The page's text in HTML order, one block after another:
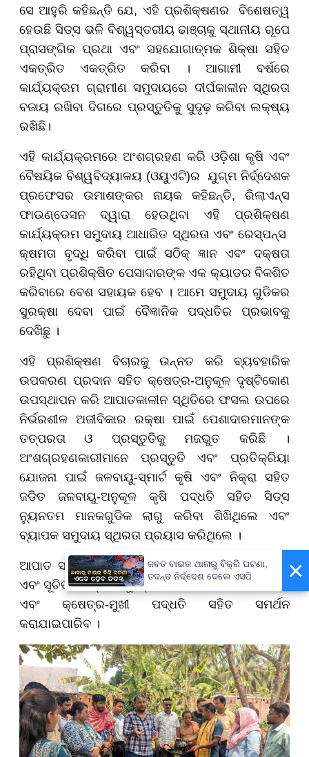
ସେ ଆହୁରି କହିଛନ୍ତି ଯେ, ଏହି ପ୍ରଶିକ୍ଷଣର ବିଶେଷତ୍ୱ
ହେଉଛି ସିଡ୍ସ ଭଳି ବିଶ୍ୱସ୍ତରୀୟ ଢାଞ୍ଚାକୁ ସ୍ଥାନୀୟ ରୂପେ
ପ୍ରାସଙ୍ଗିକ ପ୍ରଥା ଏବଂ ସହଯୋଗାତ୍ମକ ଶିକ୍ଷା ସହିତ
ଏକତ୍ରିତ ଏକତ୍ରିତ କରିବା । ଆଗାମୀ ବର୍ଷରେ
କାର୍ଯ୍ୟକ୍ରମ ଗ୍ରାମୀଣ ସମୁଦାୟରେ ଦୀର୍ଘକାଳୀନ ସ୍ଥିରତା
ବଜାୟ ରଖିବା ଦିଗରେ ପ୍ରସ୍ତୁତିକୁ ସୁଦୃଢ଼ କରିବା ଲକ୍ଷ୍ୟ
ରଖିଛି।
ଏହି କାର୍ଯ୍ୟକ୍ରମରେ ଅଂଶଗ୍ରହଣ କରି ଓଡ଼ିଶା କୃଷି ଏବଂ
ବୈଷୟିକ ବିଶ୍ୱବିଦ୍ୟାଳୟ (ଓୟୁଏଟି)ର ଯୁଗ୍ମ ନିର୍ଦ୍ଦେଶକ
ପ୍ରଫେସର ଉମାଶଙ୍କର ନାୟକ କହିଛନ୍ତି, ରିଲାଏନ୍ସ
ଫାଉଣ୍ଡେସନ ଦ୍ୱାରା ହେଉଥିବା ଏହି ପ୍ରଶିକ୍ଷଣ
କାର୍ଯ୍ୟକ୍ରମ ସମୁଦାୟ ଆଧାରିତ ସ୍ଥିରତା ଏବଂ ରେସ୍ପନ୍ସ
କ୍ଷମତା ବୃଦ୍ଧି କରିବା ପାଇଁ ସଠିକ୍ ଜ୍ଞାନ ଏବଂ ଦକ୍ଷତା
ରହିଥିବା ପ୍ରଶିକ୍ଷିତ ପେସାଦାରଙ୍କ ଏକ କ୍ୟାଡର ବିକଶିତ
କରିବାରେ ବେଶ ସହାୟକ ହେବ । ଆମେ ସମୁଦାୟ ଗୁଡିକର
ସୁରକ୍ଷା ଦେବା ପାଇଁ ବୈଜ୍ଞାନିକ ପଦ୍ଧତିର ପ୍ରଭାବକୁ
ଦେଖିଛୁ ।
ଏହି ପ୍ରଶିକ୍ଷଣ ବିଚାରକୁ ଉନ୍ନତ କରି ବ୍ୟବହାରିକ
ଉପକରଣ ପ୍ରଦାନ ସହିତ କ୍ଷେତ୍ର-ଅନୁକୂଳ ଦୃଷ୍ଟିକୋଣ
ଉପସ୍ଥାପନ କରି ଆପାତକାଳୀନ ସ୍ଥିତିରେ ଫସଲ ଉପରେ
ନିର୍ଭରଶୀଳ ଅଜୀବିକାର ରକ୍ଷା ପାଇଁ ପେଶାଦାରମାନଙ୍କ
ତତ୍ପରତା ଓ ପ୍ରସ୍ତୁତିକୁ ମଜଭୁତ କରିଛି ।
ଅଂଶଗ୍ରହଣକାରୀମାନେ ପ୍ରସ୍ତୁତି ଏବଂ ପ୍ରତିକ୍ରିୟା
ଯୋଜନା ପାଇଁ ଜଳବାୟୁ-ସ୍ମାର୍ଟ କୃଷି ଏବଂ ନିକ୍ରା ସହିତ
ଜଡିତ ଜଳବାୟୁ-ଅନୁକୂଳ କୃଷି ପଦ୍ଧତି ସହିତ ସିଡ୍ସ
ନ୍ୟୁନତମ ମାନକଗୁଡିକ ଲାଗୁ କରିବା ଶିଖିଥିଲେ ଏବଂ
ବ୍ୟାପକ ସମୁଦାୟ ସ୍ଥିରତା ପ୍ରୟାସ କରିଥିଲେ ।
ଆପାତ ସ୍ଥିତି ପୂର୍ବରୁ, ସମୟରେ ଏବଂ ପରେ ସମୟୋଚିତ
ଏବଂ ସୂଚିତ ପଦକ୍ଷେପକୁ ବ୍ୟବହାରିକ ଉପକରଣ, ରଣନୀତି
ଏବଂ କ୍ଷେତ୍ର-ମୁଖୀ ପଦ୍ଧତି ସହିତ ସମର୍ଥନ
କରାଯାଇପାରିବ ।
×
ଜବତ ବାଇକ ଥାନାରୁ ବିକ୍ରି ଘଟଣା,
ତଦନ୍ତ ନିର୍ଦ୍ଦେଶ ଦେଲେ ଏସପି